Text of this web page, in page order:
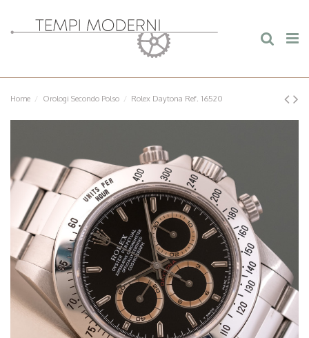
Home Orologi Secondo Polso Rolex Daytona Ref. 16520